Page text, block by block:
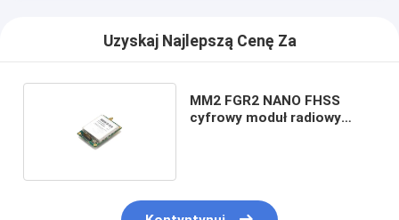
Uzyskaj Najlepszą Cenę Za
MM2 FGR2 NANO FHSS
cyfrowy moduł radiowy